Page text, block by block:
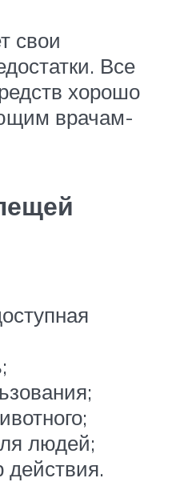
свои
Все
хорошо
врачам-
людей;
действия.